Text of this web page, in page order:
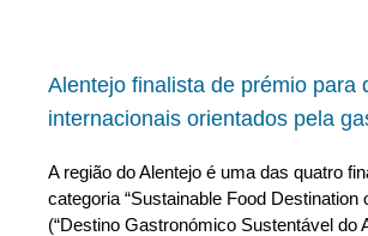
Alentejo finalista de prémio para
internacionais orientados pela
A região do Alentejo é uma das quatro
categoria “Sustainable Food Destination
(“Destino Gastronómico Sustentável do